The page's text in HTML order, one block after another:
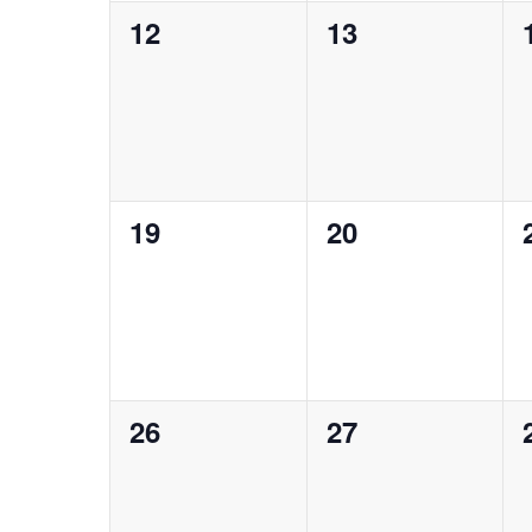
0
12
0
13
0
0
19
0
20
0
26
0
27